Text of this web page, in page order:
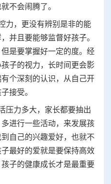
不会闹腾了。
力，更没有辨别是非的能
并且要能够监督好孩子。
是要掌握好一定的度。经
子的视力，长时间更会影
个深刻的认识，从自己开
接受。
压力多大，家长都要抽出
进行一些活动，来发展孩
自己的兴趣爱好，也就不
最好的爱就是要保持高效
子的健康成长才是最重要